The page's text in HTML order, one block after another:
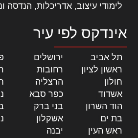
לימודי עיצוב, אדריכלות, הנדסה
אינדקס לפי עיר
תל אביב ירושלים
ראשון לציון
רחובות
חולון
הרצליה
אשדוד
כפר סבא
הוד השרון
בני ברק
בת ים
אשקלון
ראש העין
יבנה